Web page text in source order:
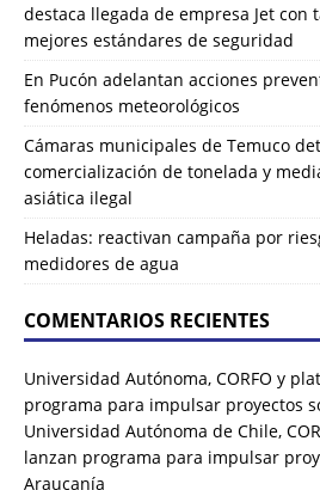
destaca llegada de empresa Jet con
mejores estándares de seguridad
En Pucón adelantan acciones
fenómenos meteorológicos
Cámaras municipales de Temuco
comercialización de tonelada y
asiática ilegal
Heladas: reactivan campaña por
medidores de agua
COMENTARIOS RECIENTES
Universidad Autónoma, CORFO y
programa para impulsar proyectos
Universidad Autónoma de Chile,
lanzan programa para impulsar
Araucanía